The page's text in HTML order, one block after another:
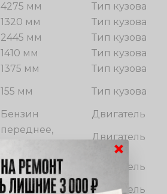
4275 мм
Тип кузова
1320 мм
Тип кузова
2445 мм
Тип кузова
1410 мм
Тип кузова
1375 мм
Тип кузова
155 мм
Тип кузова
Бензин
Двигатель
переднее,
Двигатель
1590 см³
Двигатель
114 л.с. Двигатель
×